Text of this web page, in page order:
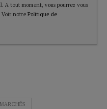
A tout moment, vous pourrez vous
Voir notre Politique de